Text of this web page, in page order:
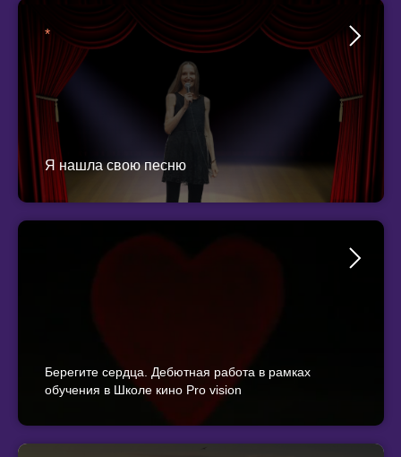
*
Я нашла свою песню
Берегите сердца. Дебютная работа в рамках
обучения в Школе кино Pro vision